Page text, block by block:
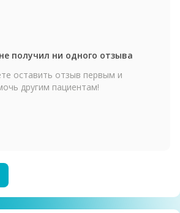
получил ни одного отзыва
оставить отзыв первым и
другим пациентам!